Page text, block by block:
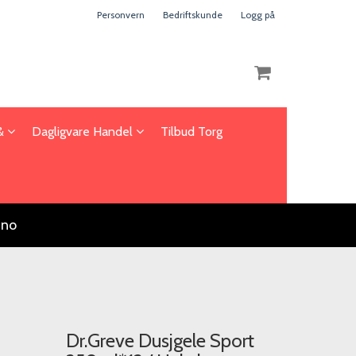
Personvern Bedriftskunde Logg på
Dagligvare Handel Tilbud Torg
Dr.Greve Dusjgele Sport